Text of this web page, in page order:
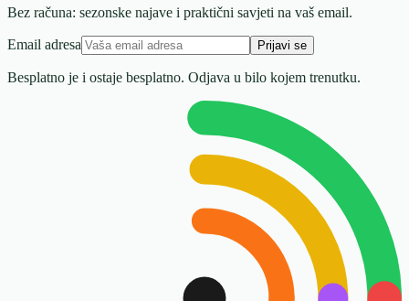
Bez računa: sezonske najave i praktični savjeti na vaš email.
Email adresa Prijavi se
Besplatno je i ostaje besplatno. Odjava u bilo kojem trenutku.